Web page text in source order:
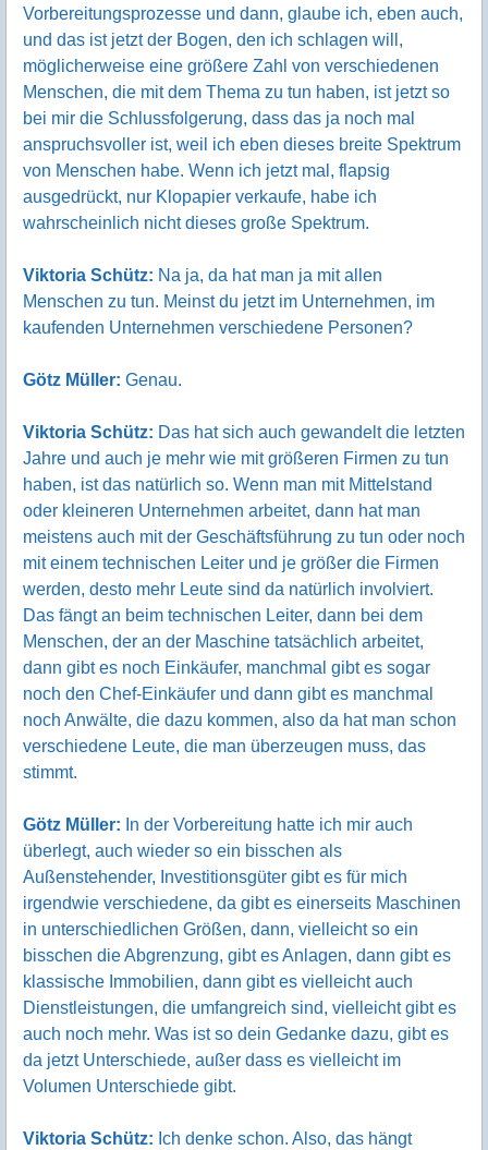
Vorbereitungsprozesse und dann, glaube ich, eben auch,
und das ist jetzt der Bogen, den ich schlagen will,
möglicherweise eine größere Zahl von verschiedenen
Menschen, die mit dem Thema zu tun haben, ist jetzt so
bei mir die Schlussfolgerung, dass das ja noch mal
anspruchsvoller ist, weil ich eben dieses breite Spektrum
von Menschen habe. Wenn ich jetzt mal, flapsig
ausgedrückt, nur Klopapier verkaufe, habe ich
wahrscheinlich nicht dieses große Spektrum.
Viktoria Schütz: Na ja, da hat man ja mit allen
Menschen zu tun. Meinst du jetzt im Unternehmen, im
kaufenden Unternehmen verschiedene Personen?
Götz Müller: Genau.
Viktoria Schütz: Das hat sich auch gewandelt die letzten
Jahre und auch je mehr wie mit größeren Firmen zu tun
haben, ist das natürlich so. Wenn man mit Mittelstand
oder kleineren Unternehmen arbeitet, dann hat man
meistens auch mit der Geschäftsführung zu tun oder noch
mit einem technischen Leiter und je größer die Firmen
werden, desto mehr Leute sind da natürlich involviert.
Das fängt an beim technischen Leiter, dann bei dem
Menschen, der an der Maschine tatsächlich arbeitet,
dann gibt es noch Einkäufer, manchmal gibt es sogar
noch den Chef-Einkäufer und dann gibt es manchmal
noch Anwälte, die dazu kommen, also da hat man schon
verschiedene Leute, die man überzeugen muss, das
stimmt.
Götz Müller: In der Vorbereitung hatte ich mir auch
überlegt, auch wieder so ein bisschen als
Außenstehender, Investitionsgüter gibt es für mich
irgendwie verschiedene, da gibt es einerseits Maschinen
in unterschiedlichen Größen, dann, vielleicht so ein
bisschen die Abgrenzung, gibt es Anlagen, dann gibt es
klassische Immobilien, dann gibt es vielleicht auch
Dienstleistungen, die umfangreich sind, vielleicht gibt es
auch noch mehr. Was ist so dein Gedanke dazu, gibt es
da jetzt Unterschiede, außer dass es vielleicht im
Volumen Unterschiede gibt.
Viktoria Schütz: Ich denke schon. Also, das hängt